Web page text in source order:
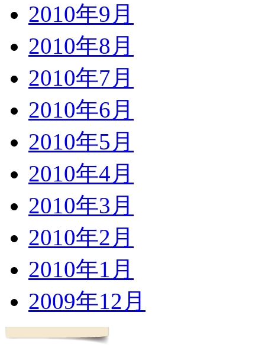
2010年9月
2010年8月
2010年7月
2010年6月
2010年5月
2010年4月
2010年3月
2010年2月
2010年1月
2009年12月